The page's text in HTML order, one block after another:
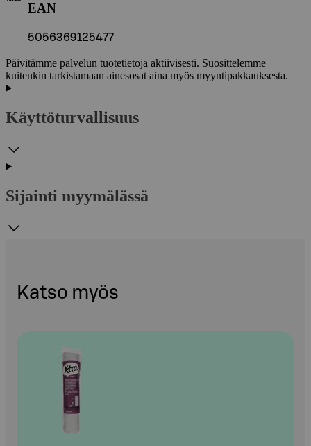
EAN
5056369125477
Päivitämme palvelun tuotetietoja aktiivisesti. Suosittelemme
kuitenkin tarkistamaan ainesosat aina myös myyntipakkauksesta.
Käyttöturvallisuus
Sijainti myymälässä
Katso myös